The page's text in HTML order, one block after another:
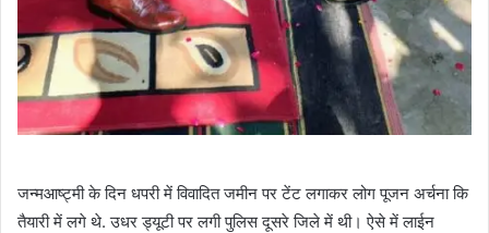
जन्मआष्ट्मी के दिन धपरी में विवादित जमीन पर टेंट लगाकर लोग पूजन अर्चना कि
तैयारी में लगे थे. उधर ड्यूटी पर लगी पुलिस दूसरे जिले में थी। ऐसे में लाईन